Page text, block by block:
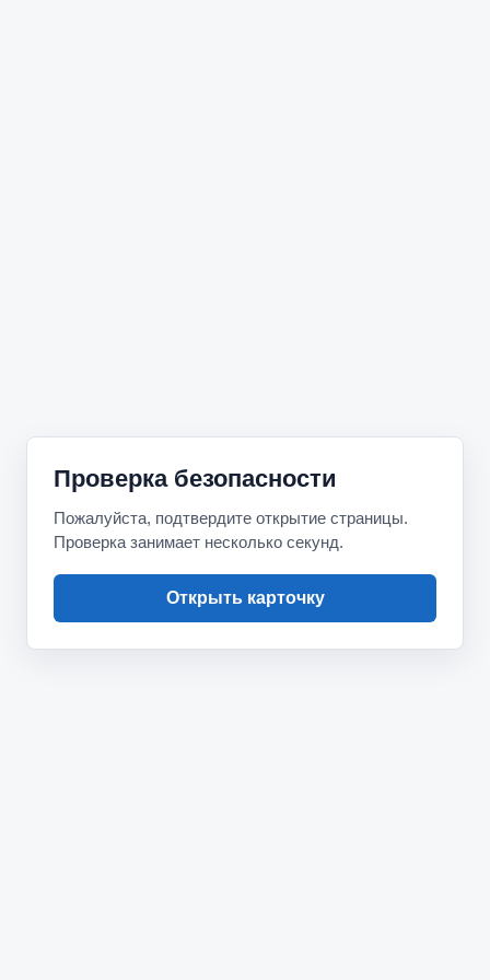
Проверка безопасности
Пожалуйста, подтвердите открытие страницы.
Проверка занимает несколько секунд.
Открыть карточку